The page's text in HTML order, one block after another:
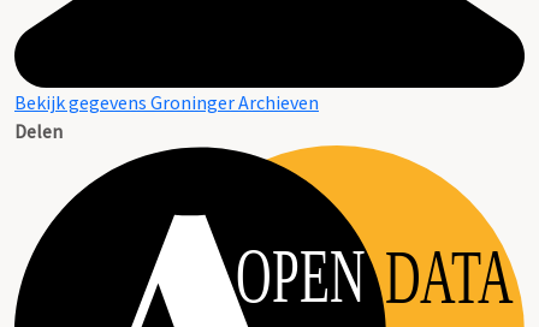
Bekijk gegevens Groninger Archieven
Delen
OPEN DATA